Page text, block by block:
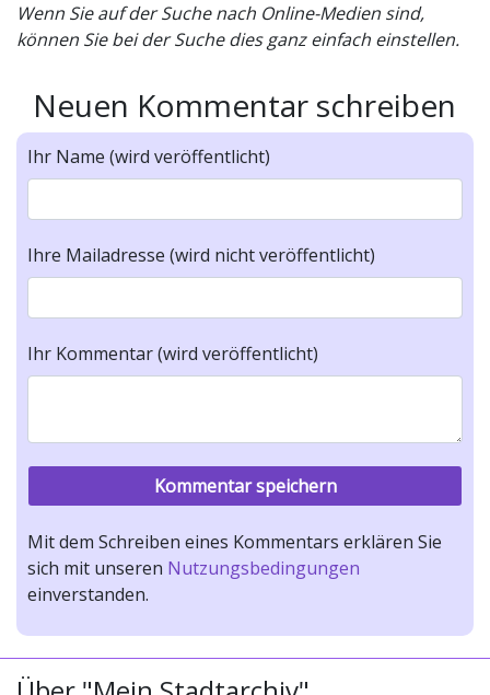
Wenn Sie auf der Suche nach Online-Medien sind,
können Sie bei der Suche dies ganz einfach einstellen.
Neuen Kommentar schreiben
Ihr Name (wird veröffentlicht)
Ihre Mailadresse (wird nicht veröffentlicht)
Ihr Kommentar (wird veröffentlicht)
Mit dem Schreiben eines Kommentars erklären Sie
sich mit unseren Nutzungsbedingungen
einverstanden.